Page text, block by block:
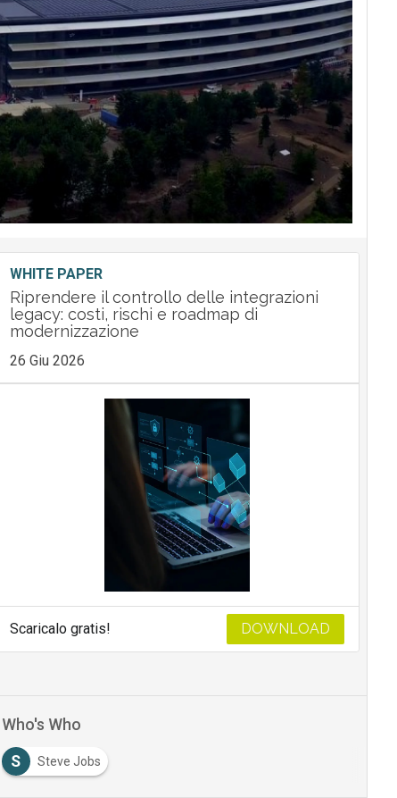
WHITE PAPER
Riprendere il controllo delle integrazioni
legacy: costi, rischi e roadmap di
modernizzazione
26 Giu 2026
Scaricalo gratis! DOWNLOAD
Who's Who
S Steve Jobs